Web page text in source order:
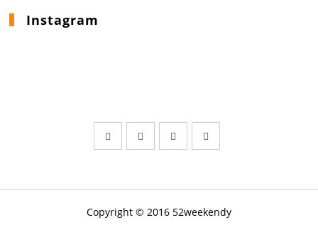
Instagram
Copyright © 2016 52weekendy